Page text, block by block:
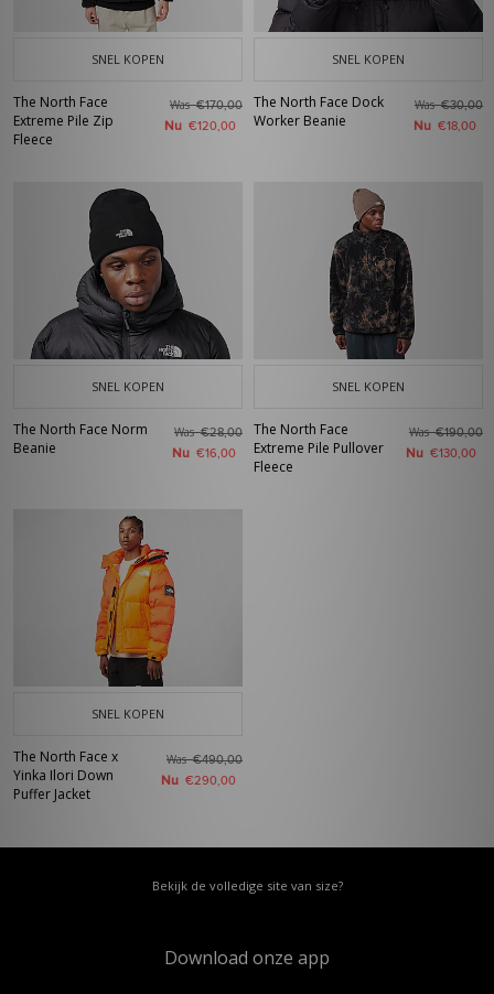
SNEL KOPEN
The North Face
Extreme Pile Zip
Fleece
Was€170,00
Nu €120,00
SNEL KOPEN
The North Face Dock
Worker Beanie
Was€30,00
Nu €18,00
SNEL KOPEN
The North Face Norm
Beanie
Was€28,00
Nu €16,00
SNEL KOPEN
The North Face
Extreme Pile Pullover
Fleece
Was€190,00
Nu €130,00
SNEL KOPEN
The North Face x
Yinka Ilori Down
Puffer Jacket
Was€490,00
Nu €290,00
Bekijk de volledige site van size?
Download onze app